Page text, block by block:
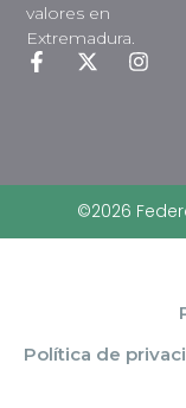
valores en
Extremadura.
©2026
Política de